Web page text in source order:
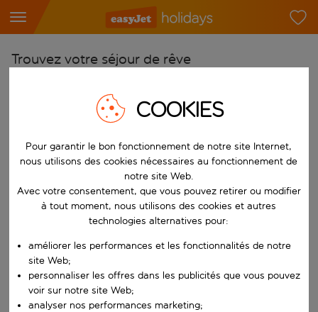
Trouvez votre séjour de rêve
Choisissez votre aéroport
Commencez à taper pour la saisie automatique. Lorsque les
Choisissez votre destination
Vers
Choisissez vos dates
Quand
Rechercher
COOKIES
Pour garantir le bon fonctionnement de notre site Internet,
nous utilisons des cookies nécessaires au fonctionnement de
notre site Web.
Avec votre consentement, que vous pouvez retirer ou modifier
à tout moment, nous utilisons des cookies et autres
technologies alternatives pour:
améliorer les performances et les fonctionnalités de notre
site Web;
personnaliser les offres dans les publicités que vous pouvez
voir sur notre site Web;
analyser nos performances marketing;